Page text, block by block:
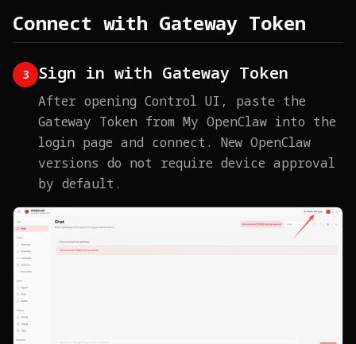
Connect with Gateway Token
3 Sign in with Gateway Token
After opening Control UI, paste the
Gateway Token from My OpenClaw into the
login page and connect. New OpenClaw
versions do not require device approval
by default.